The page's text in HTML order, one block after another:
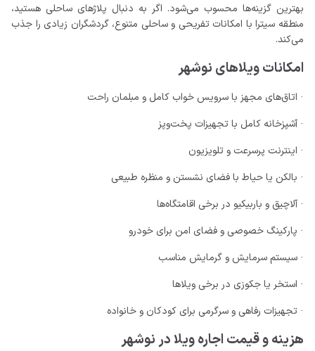
بهترین گزینه‌ها محسوب می‌شود. اگر به دنبال پلاژهای ساحلی هستید،
منطقه سیترا با امکانات تفریحی و ساحلی متنوع، گردشگران زیادی را جذب
می‌کند.
امکانات ویلاهای نوشهر
· اتاق‌های مجهز با سرویس خواب کامل و مبلمان راحت
· آشپزخانه کامل با تجهیزات پخت‌وپز
· اینترنت پرسرعت و تلویزیون
· بالکن یا حیاط با فضای نشستن و منظره طبیعی
· آلاچیق و باربیکیو در برخی اقامتگاه‌ها
· پارکینگ خصوصی و فضای امن برای خودرو
· سیستم سرمایش و گرمایش مناسب
· استخر یا جکوزی در برخی ویلاها
· تجهیزات رفاهی و سرگرمی برای کودکان و خانواده
هزینه و قیمت اجاره ویلا در نوشهر